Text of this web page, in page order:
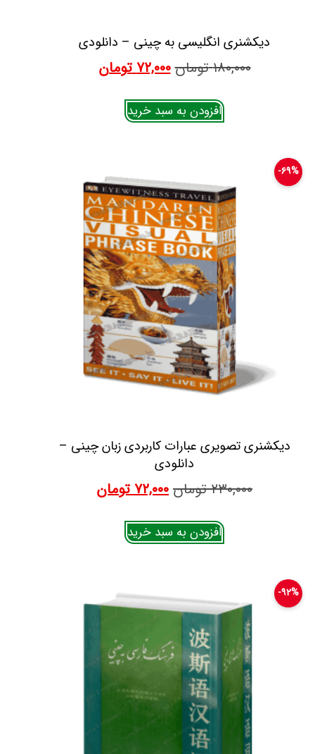
دیکشنری انگلیسی به چینی – دانلودی
۱۸۰,۰۰۰تومان۷۲,۰۰۰تومان
افزودن به سبد خرید
۶۹%-
دیکشنری تصویری عبارات کاربردی زبان چینی –
دانلودی
۲۳۰,۰۰۰تومان۷۲,۰۰۰تومان
افزودن به سبد خرید
۹۲%-